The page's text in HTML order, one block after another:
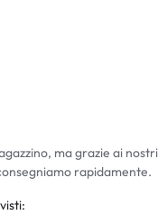
ma grazie ai
rapidamente.